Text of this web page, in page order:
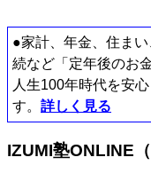
●家計、年金、住ま
続など「定年後のお
人生100年時代を安
す。 詳しく見る
IZUMI塾ONLINE（